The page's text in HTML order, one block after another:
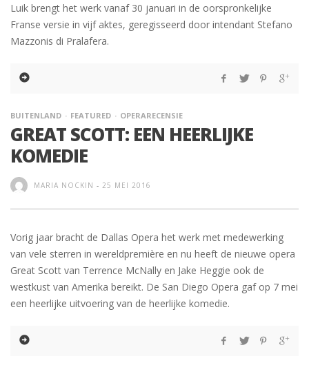
Luik brengt het werk vanaf 30 januari in de oorspronkelijke
Franse versie in vijf aktes, geregisseerd door intendant Stefano
Mazzonis di Pralafera.
BUITENLAND FEATURED OPERARECENSIE
GREAT SCOTT: EEN HEERLIJKE
KOMEDIE
MARIA NOCKIN - 25 MEI 2016
Vorig jaar bracht de Dallas Opera het werk met medewerking
van vele sterren in wereldpremière en nu heeft de nieuwe opera
Great Scott van Terrence McNally en Jake Heggie ook de
westkust van Amerika bereikt. De San Diego Opera gaf op 7 mei
een heerlijke uitvoering van de heerlijke komedie.